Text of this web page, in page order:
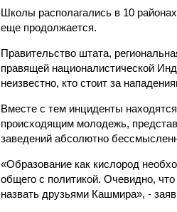
Школы располагались в 10
еще продолжается.
Правительство штата,
правящей националистической
неизвестно, кто стоит за
Вместе с тем инциденты
происходящим молодежь,
заведений абсолютно
«Образование как кислород
общего с политикой. Очевидно,
назвать друзьями Кашмира», -